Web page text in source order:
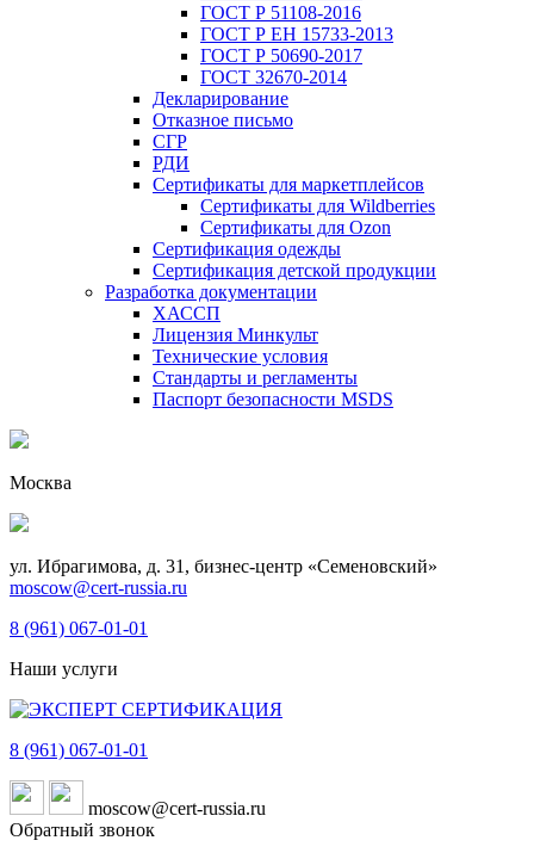
ГОСТ Р 51108-2016
ГОСТ Р ЕН 15733-2013
ГОСТ Р 50690-2017
ГОСТ 32670-2014
Декларирование
Отказное письмо
СГР
РДИ
Сертификаты для маркетплейсов
Сертификаты для Wildberries
Сертификаты для Ozon
Сертификация одежды
Сертификация детской продукции
Разработка документации
ХАССП
Лицензия Минкульт
Технические условия
Стандарты и регламенты
Паспорт безопасности MSDS
Москва
ул. Ибрагимова, д. 31, бизнес-центр «Семеновский»
moscow@cert-russia.ru
8 (961) 067-01-01
Наши услуги
8 (961) 067-01-01
moscow@cert-russia.ru
Обратный звонок